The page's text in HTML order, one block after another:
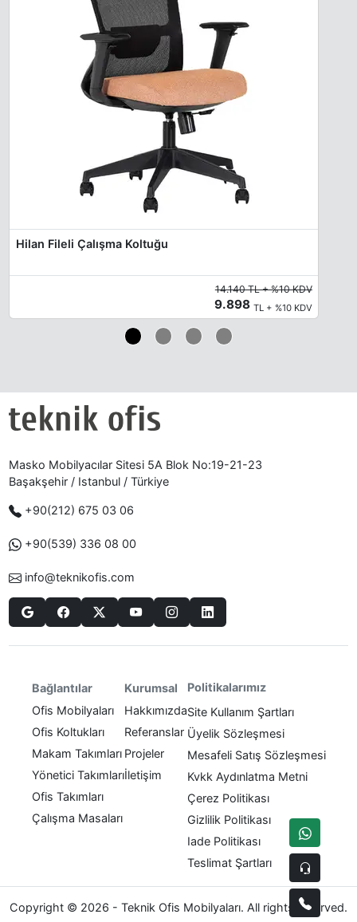
Hilan Fileli Çalışma Koltuğu
14.140 TL + %10 KDV
9.898 TL + %10 KDV
Masko Mobilyacılar Sitesi 5A Blok No:19-21-23
Başakşehir / Istanbul / Türkiye
+90(212) 675 03 06
+90(539) 336 08 00
info@teknikofis.com
Bağlantılar
Ofis Mobilyaları
Ofis Koltukları
Makam Takımları
Yönetici Takımları
Ofis Takımları
Çalışma Masaları
Kurumsal
Hakkımızda
Referanslar
Projeler
İletişim
Politikalarımız
Site Kullanım Şartları
Üyelik Sözleşmesi
Mesafeli Satış Sözleşmesi
Kvkk Aydınlatma Metni
Çerez Politikası
Gizlilik Politikası
Iade Politikası
Teslimat Şartları
Copyright © 2026 - Teknik Ofis Mobilyaları. All rights reserved.